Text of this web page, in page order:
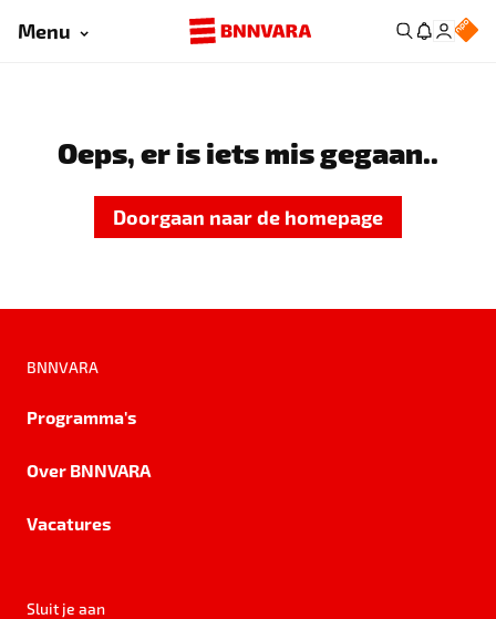
Menu
Oeps, er is iets mis gegaan..
Doorgaan naar de homepage
BNNVARA
Programma's
Over BNNVARA
Vacatures
Sluit je aan